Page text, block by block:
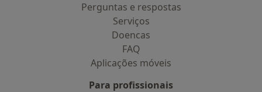
Perguntas e respostas
Serviços
Doencas
FAQ
Aplicações móveis
Para profissionais